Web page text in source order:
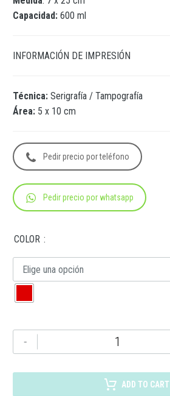
Capacidad: 600 ml
INFORMACIÓN DE IMPRESIÓN
Técnica: Serigrafía / Tampografía
Área: 5 x 10 cm
Pedir precio por teléfono
Pedir precio por whatsapp
COLOR
Elige una opción
-
027
ADD TO CART